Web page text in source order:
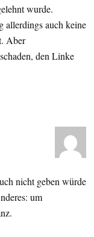
wurde.
allerdings auch keine
Aber
den Linke
nicht geben würde
um